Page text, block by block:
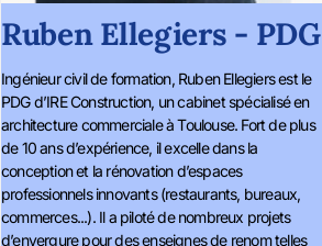
Ruben Ellegiers - PDG
Ingénieur civil de formation, Ruben Ellegiers est le
PDG d’IRE Construction, un cabinet spécialisé en
architecture commerciale à Toulouse. Fort de plus
de 10 ans d’expérience, il excelle dans la
conception et la rénovation d’espaces
professionnels innovants (restaurants, bureaux,
commerces...). Il a piloté de nombreux projets
d’envergure pour des enseignes de renom telles